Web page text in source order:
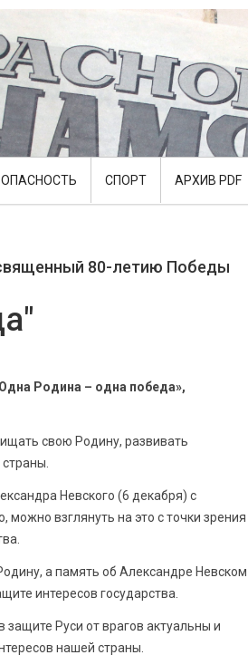
СПОРТ АРХИВ PDF
80-летию Победы
Родина – одна победа»,
свою Родину, развивать
Невского (6 декабря) с
взглянуть на это с точки зрения
а память об Александре Невском
интересов государства.
защите Руси от врагов актуальны и
нашей страны.